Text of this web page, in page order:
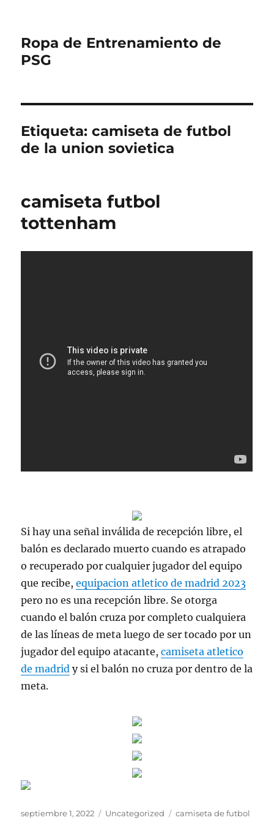
Ropa de Entrenamiento de
PSG
Etiqueta:camiseta de futbol
de la union sovietica
camiseta futbol
tottenham
Si hay una señal inválida de recepción libre, el
balón es declarado muerto cuando es atrapado
o recuperado por cualquier jugador del equipo
que recibe,equipacion atletico de madrid 2023
pero no es una recepción libre. Se otorga
cuando el balón cruza por completo cualquiera
de las líneas de meta luego de ser tocado por un
jugador del equipo atacante,camiseta atletico
de madrid y si el balón no cruza por dentro de la
meta.
Publicado
septiembre 1, 2022 Categorías
Uncategorized Etiquetas
camiseta de futbol